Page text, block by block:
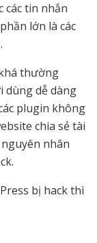
tin nhắn
lớn là các
thường
dùng dễ dàng
plugin không
chia sẻ tài
nhân
bị hack thì